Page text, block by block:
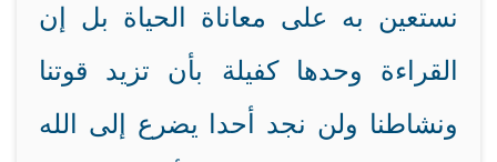
نستعين به على معاناة الحياة بل إن
القراءة وحدها كفيلة بأن تزيد قوتنا
ونشاطنا ولن نجد أحدا يضرع إلى الله